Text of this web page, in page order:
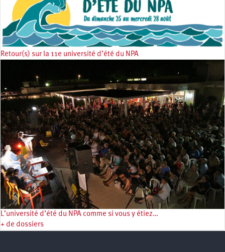
Retour(s) sur la 11e université d’été du NPA
L’université d’été du NPA comme si vous y étiez…
+ de dossiers